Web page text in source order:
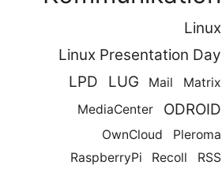
Linux
Linux Presentation Day
LPD
LUG Mail
Matrix
MediaCenter
ODROID
OwnCloud
Pleroma
RaspberryPi
Recoll
RSS